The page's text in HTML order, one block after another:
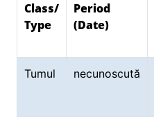
Class/
Type
Period
(Date)
Tumul necunoscută